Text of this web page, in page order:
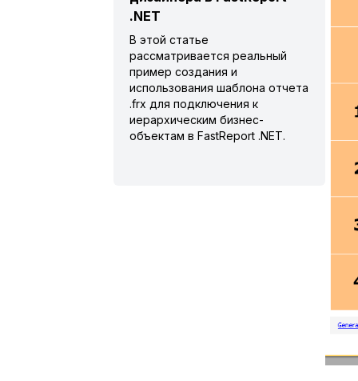
.NET
В этой статье
рассматривается реальный
пример создания и
использования шаблона отчета
.frx для подключения к
иерархическим бизнес-
объектам в FastReport .NET.